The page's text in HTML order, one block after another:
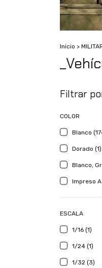
Inicio >
Filtrar
COLOR
Blanco
Dorado (1)
Blanco,
Impreso
ESCALA
1/16 (1)
1/24 (1)
1/32 (3)